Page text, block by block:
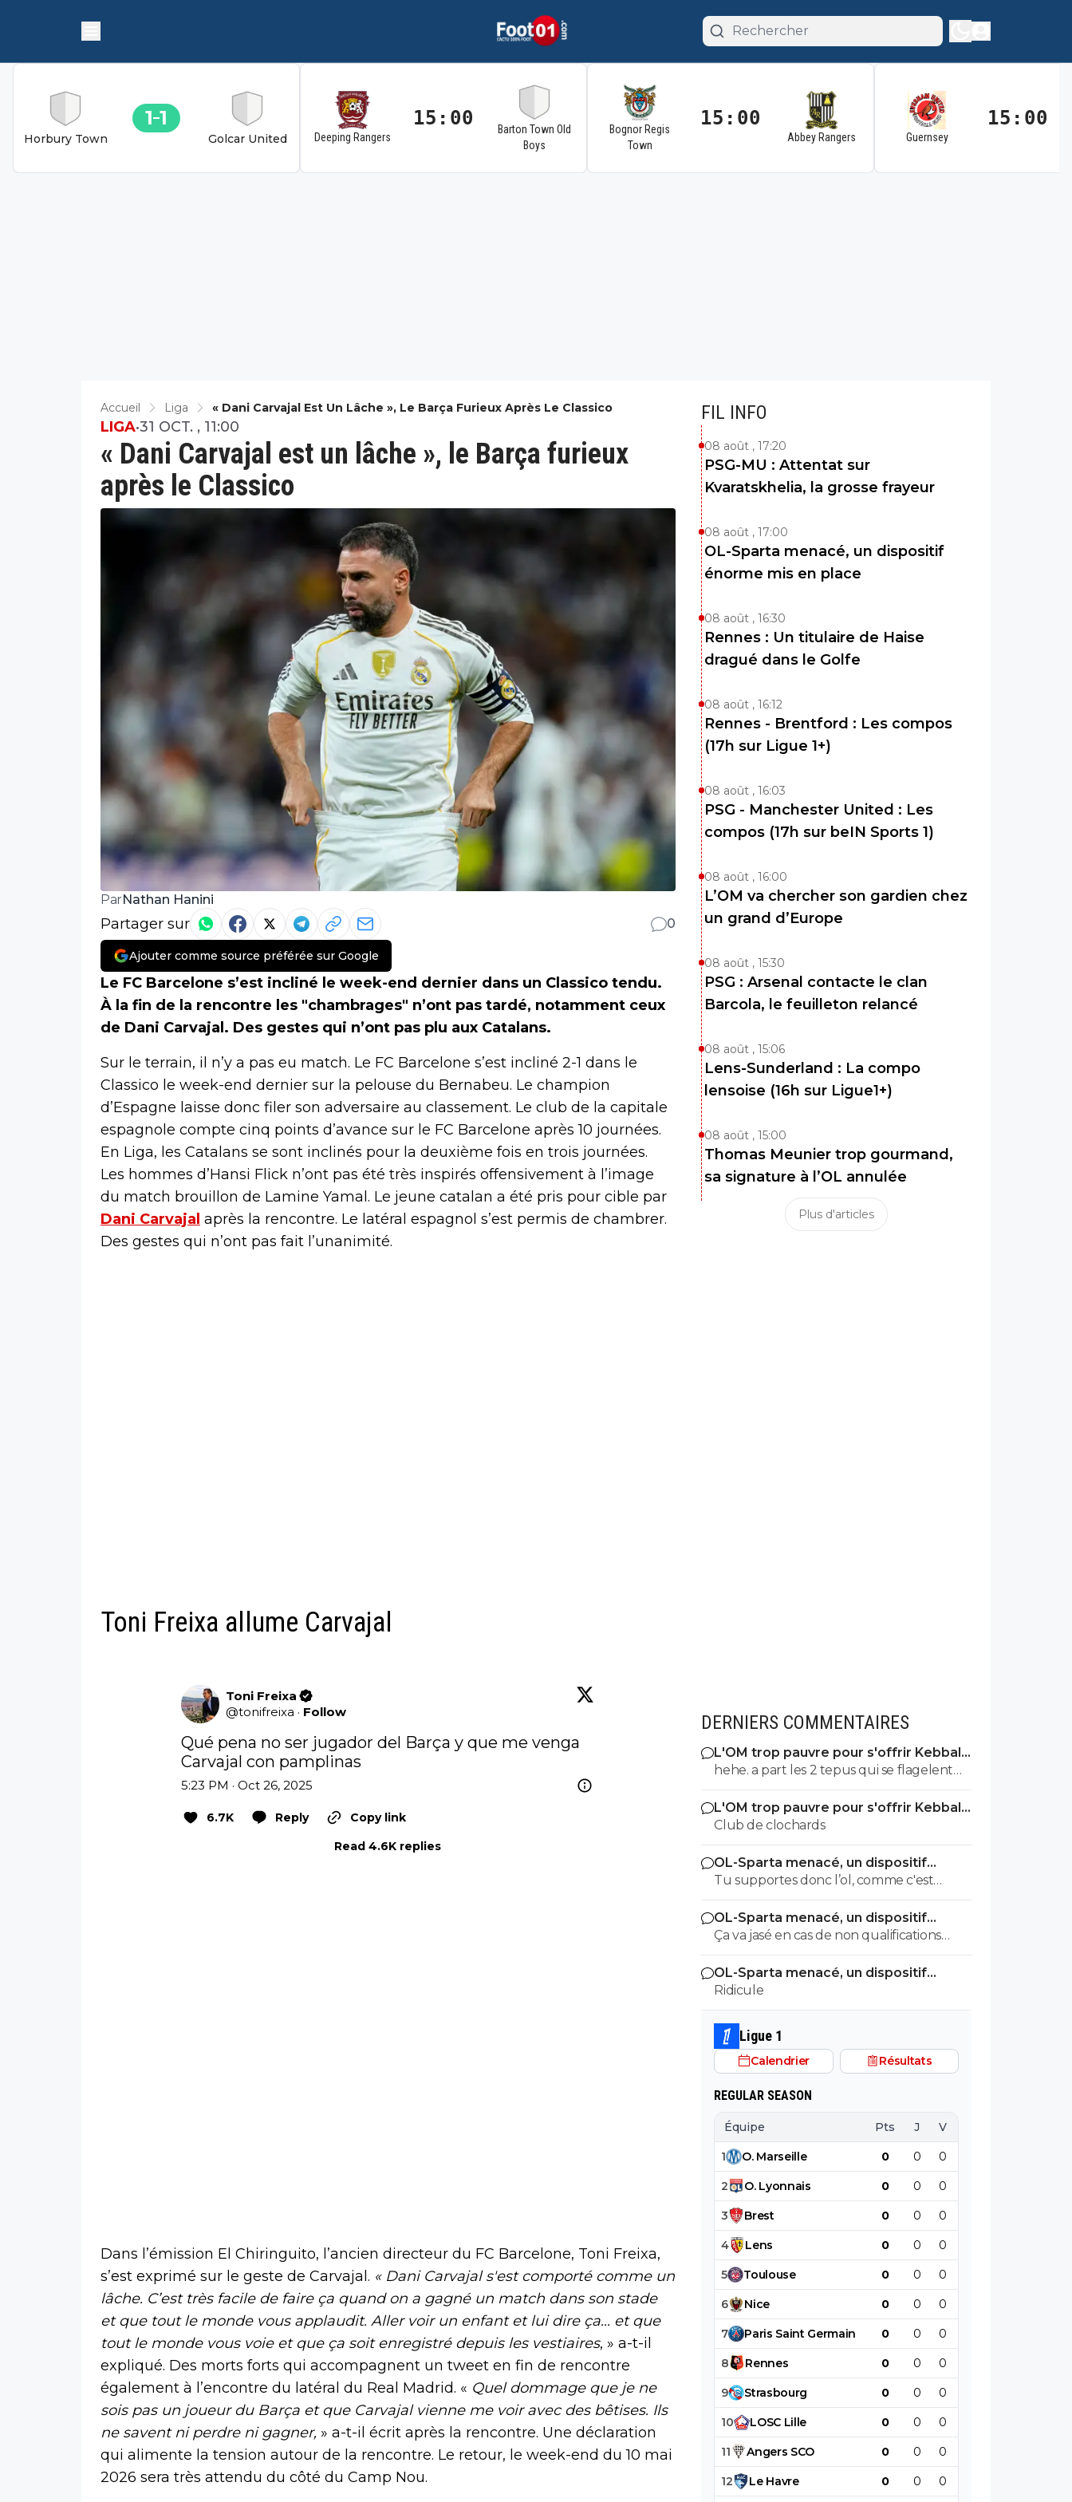
Horbury Town
1 1
Golcar United Deeping Rangers
15:00
Barton Town Old
Boys
Bognor Regis
Town
15:00
Abbey Rangers Guernsey
15:00
Accueil Liga « Dani Carvajal Est Un Lâche », Le Barça Furieux Après Le Classico
« Dani Carvajal est un lâche », le Barça furieux
après le Classico
LIGA•31 OCT. , 11:00
ParNathan Hanini
Partager sur 0
Ajouter comme source préférée sur Google
Le FC Barcelone s’est incliné le week-end dernier dans un Classico tendu.
À la fin de la rencontre les "chambrages" n’ont pas tardé, notamment ceux
de Dani Carvajal. Des gestes qui n’ont pas plu aux Catalans.
Sur le terrain, il n’y a pas eu match. Le FC Barcelone s’est incliné 2-1 dans le
Classico le week-end dernier sur la pelouse du Bernabeu. Le champion
d’Espagne laisse donc filer son adversaire au classement. Le club de la capitale
espagnole compte cinq points d’avance sur le FC Barcelone après 10 journées.
En Liga, les Catalans se sont inclinés pour la deuxième fois en trois journées.
Les hommes d’Hansi Flick n’ont pas été très inspirés offensivement à l’image
du match brouillon de Lamine Yamal. Le jeune catalan a été pris pour cible par
Dani Carvajal après la rencontre. Le latéral espagnol s’est permis de chambrer.
Des gestes qui n’ont pas fait l’unanimité.
Toni Freixa allume Carvajal
Toni Freixa
@tonifreixa · Follow
Qué pena no ser jugador del Barça y que me venga
Carvajal con pamplinas
5:23 PM · Oct 26, 2025
6.7K Reply
Copy link
Read 4.6K replies
Dans l’émission El Chiringuito, l’ancien directeur du FC Barcelone, Toni Freixa,
s’est exprimé sur le geste de Carvajal. « Dani Carvajal s'est comporté comme un
lâche. C’est très facile de faire ça quand on a gagné un match dans son stade
et que tout le monde vous applaudit. Aller voir un enfant et lui dire ça... et que
tout le monde vous voie et que ça soit enregistré depuis les vestiaires, » a-t-il
expliqué. Des morts forts qui accompagnent un tweet en fin de rencontre
également à l’encontre du latéral du Real Madrid. « Quel dommage que je ne
sois pas un joueur du Barça et que Carvajal vienne me voir avec des bêtises. Ils
ne savent ni perdre ni gagner, » a-t-il écrit après la rencontre. Une déclaration
qui alimente la tension autour de la rencontre. Le retour, le week-end du 10 mai
2026 sera très attendu du côté du Camp Nou.
FIL INFO
08 août , 17:20
PSG-MU : Attentat sur
Kvaratskhelia, la grosse frayeur
08 août , 17:00
OL-Sparta menacé, un dispositif
énorme mis en place
08 août , 16:30
Rennes : Un titulaire de Haise
dragué dans le Golfe
08 août , 16:12
Rennes - Brentford : Les compos
(17h sur Ligue 1+)
08 août , 16:03
PSG - Manchester United : Les
compos (17h sur beIN Sports 1)
08 août , 16:00
L’OM va chercher son gardien chez
un grand d’Europe
08 août , 15:30
PSG : Arsenal contacte le clan
Barcola, le feuilleton relancé
08 août , 15:06
Lens-Sunderland : La compo
lensoise (16h sur Ligue1+)
08 août , 15:00
Thomas Meunier trop gourmand,
sa signature à l’OL annulée
Plus d'articles
DERNIERS COMMENTAIRES
L'OM trop pauvre pour s'offrir Kebbal,
c'est officiel
hehe. a part les 2 tepus qui se flagelent
en passant systematiquement pour ds
blaireaux.... pas grd chose
L'OM trop pauvre pour s'offrir Kebbal,
c'est officiel
Club de clochards
OL-Sparta menacé, un dispositif
énorme mis en place
Tu supportes donc l’ol, comme c'est
gentil.!
OL-Sparta menacé, un dispositif
énorme mis en place
Ça va jasé en cas de non qualifications
Sinon j'aime bien votre maillot
OL-Sparta menacé, un dispositif
énorme mis en place
Ridicule
Ligue 1
Calendrier Résultats
REGULAR SEASON
Équipe Pts J V
1 O. Marseille 0 0 0
2 O. Lyonnais 0 0 0
3 Brest 0 0 0
4 Lens 0 0 0
5 Toulouse 0 0 0
6 Nice 0 0 0
7 Paris Saint Germain 0 0 0
8 Rennes 0 0 0
9 Strasbourg 0 0 0
10 LOSC Lille 0 0 0
11 Angers SCO 0 0 0
12 Le Havre 0 0 0